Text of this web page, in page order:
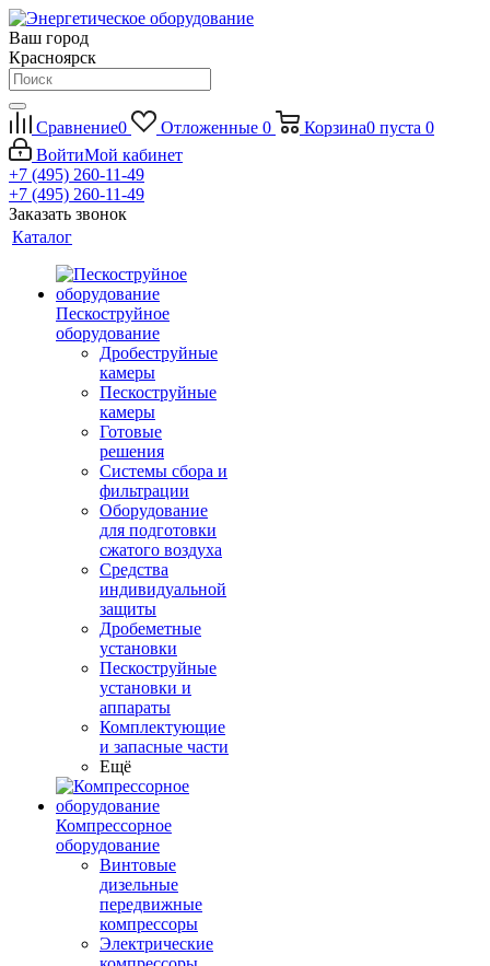
Ваш город
Красноярск
Сравнение0 Отложенные 0 Корзина0 пуста 0
ВойтиМой кабинет
+7 (495) 260-11-49
+7 (495) 260-11-49
Заказать звонок
Каталог
Пескоструйное
оборудование
Дробеструйные
камеры
Пескоструйные
камеры
Готовые
решения
Системы сбора и
фильтрации
Оборудование
для подготовки
сжатого воздуха
Средства
индивидуальной
защиты
Дробеметные
установки
Пескоструйные
установки и
аппараты
Комплектующие
и запасные части
Ещё
Компрессорное
оборудование
Винтовые
дизельные
передвижные
компрессоры
Электрические